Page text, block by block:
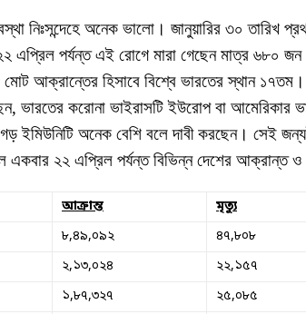
নিঃসন্দেহে অনেক ভালো। জানুয়ারির ৩০ তারিখ
এপ্রিল পর্যন্ত এই রোগে মারা গেছেন মাত্র ৬৮০
আক্রান্তের হিসাবে বিশ্বে ভারতের স্থান
ভারতের করোনা ভাইরাসটি ইউরোপ বা আমেরিকার
ইমিউনিটি অনেক বেশি বলে দাবী করছেন। সেই
২২ এপ্রিল পর্যন্ত বিভিন্ন দেশের আক্রান্ত ও
আক্রান্ত মৃত্যু
৮,৪৯,০৯২ ৪৭,৮০৮
২,১৩,০২৪ ২২,১৫৭
১,৮৭,৩২৭ ২৫,০৮৫